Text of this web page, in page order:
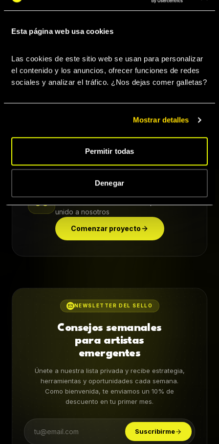
Esta página web usa cookies
Las cookies de este sitio web se usan para personalizar
el contenido y los anuncios, ofrecer funciones de redes
Mostrar detalles
Permitir todas
Denegar
Prensa & Medios Gestión de RRSS Merchandising
Goner Music App
PRÓXIMAMENTE
¿Listo para dar el salto?
unido a nosotros
Comenzar proyecto
NEWSLETTER DEL SELLO
Consejos semanales
para artistas
emergentes
Únete a nuestra lista privada y recibe estrategia,
herramientas y oportunidades cada semana.
Como bienvenida, te enviamos un 10% de
descuento en tu primer mes.
Suscribirme